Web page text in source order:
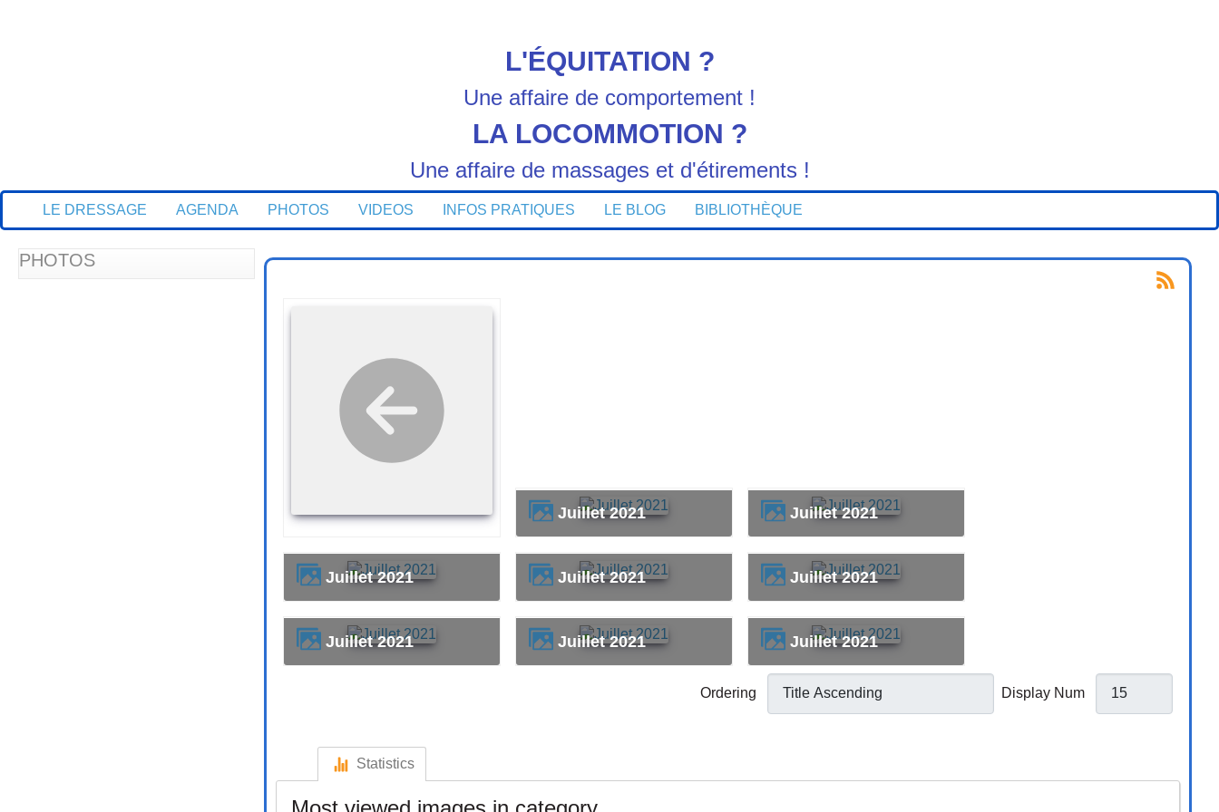
L'ÉQUITATION ?
Une affaire de comportement !
LA LOCOMMOTION ?
Une affaire de massages et d'étirements !
AccueilLE DRESSAGE AGENDA PHOTOS VIDEOS INFOS PRATIQUES LE BLOG BIBLIOTHÈQUE
PHOTOS
Juillet 2021 Juillet 2021
Juillet 2021 Juillet 2021 Juillet 2021
Juillet 2021 Juillet 2021 Juillet 2021
Ordering Display Num
Statistics